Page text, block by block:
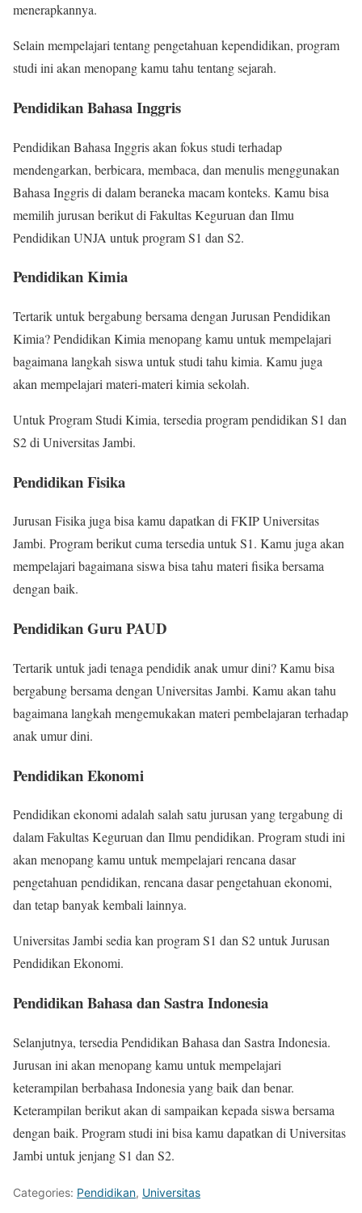
menerapkannya.
Selain mempelajari tentang pengetahuan kependidikan, program
studi ini akan menopang kamu tahu tentang sejarah.
Pendidikan Bahasa Inggris
Pendidikan Bahasa Inggris akan fokus studi terhadap
mendengarkan, berbicara, membaca, dan menulis menggunakan
Bahasa Inggris di dalam beraneka macam konteks. Kamu bisa
memilih jurusan berikut di Fakultas Keguruan dan Ilmu
Pendidikan UNJA untuk program S1 dan S2.
Pendidikan Kimia
Tertarik untuk bergabung bersama dengan Jurusan Pendidikan
Kimia? Pendidikan Kimia menopang kamu untuk mempelajari
bagaimana langkah siswa untuk studi tahu kimia. Kamu juga
akan mempelajari materi-materi kimia sekolah.
Untuk Program Studi Kimia, tersedia program pendidikan S1 dan
S2 di Universitas Jambi.
Pendidikan Fisika
Jurusan Fisika juga bisa kamu dapatkan di FKIP Universitas
Jambi. Program berikut cuma tersedia untuk S1. Kamu juga akan
mempelajari bagaimana siswa bisa tahu materi fisika bersama
dengan baik.
Pendidikan Guru PAUD
Tertarik untuk jadi tenaga pendidik anak umur dini? Kamu bisa
bergabung bersama dengan Universitas Jambi. Kamu akan tahu
bagaimana langkah mengemukakan materi pembelajaran terhadap
anak umur dini.
Pendidikan Ekonomi
Pendidikan ekonomi adalah salah satu jurusan yang tergabung di
dalam Fakultas Keguruan dan Ilmu pendidikan. Program studi ini
akan menopang kamu untuk mempelajari rencana dasar
pengetahuan pendidikan, rencana dasar pengetahuan ekonomi,
dan tetap banyak kembali lainnya.
Universitas Jambi sedia kan program S1 dan S2 untuk Jurusan
Pendidikan Ekonomi.
Pendidikan Bahasa dan Sastra Indonesia
Selanjutnya, tersedia Pendidikan Bahasa dan Sastra Indonesia.
Jurusan ini akan menopang kamu untuk mempelajari
keterampilan berbahasa Indonesia yang baik dan benar.
Keterampilan berikut akan di sampaikan kepada siswa bersama
dengan baik. Program studi ini bisa kamu dapatkan di Universitas
Jambi untuk jenjang S1 dan S2.
Categories: Pendidikan, Universitas